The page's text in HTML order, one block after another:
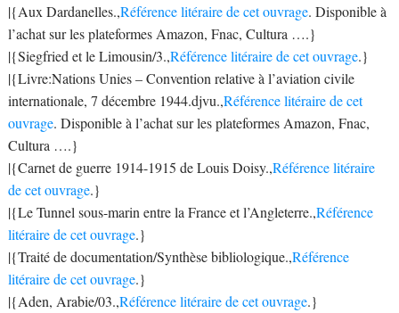
|{Aux Dardanelles.,Référence litéraire de cet ouvrage. Disponible à
l’achat sur les plateformes Amazon, Fnac, Cultura ….}
|{Siegfried et le Limousin/3.,Référence litéraire de cet ouvrage.}
|{Livre:Nations Unies – Convention relative à l’aviation civile
internationale, 7 décembre 1944.djvu.,Référence litéraire de cet
ouvrage. Disponible à l’achat sur les plateformes Amazon, Fnac,
Cultura ….}
|{Carnet de guerre 1914-1915 de Louis Doisy.,Référence litéraire
de cet ouvrage.}
|{Le Tunnel sous-marin entre la France et l’Angleterre.,Référence
litéraire de cet ouvrage.}
|{Traité de documentation/Synthèse bibliologique.,Référence
litéraire de cet ouvrage.}
|{Aden, Arabie/03.,Référence litéraire de cet ouvrage.}